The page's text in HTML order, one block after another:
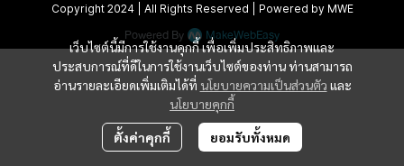
เว็บไซต์นี้มีการใช้งานคุกกี้ เพื่อเพิ่มประสิทธิภาพและ
ประสบการณ์ที่ดีในการใช้งานเว็บไซต์ของท่าน ท่านสามารถ
อ่านรายละเอียดเพิ่มเติมได้ที่ นโยบายความเป็นส่วนตัว และ
นโยบายคุกกี้
ตั้งค่าคุกกี้ ยอมรับทั้งหมด
Copyright 2024 | All Rights Reserved | Powered by MWE
Powered By MakeWebEasy